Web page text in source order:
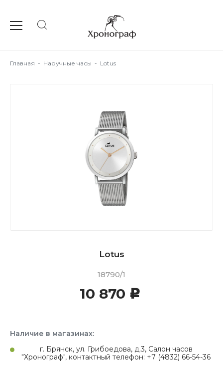
Главная - Наручные часы - Lotus
Lotus
18790/1
10 870 c
Наличие в магазинах:
г. Брянск, ул. Грибоедова, д.3, Салон часов
"Хронограф", контактный телефон: +7 (4832) 66-54-36